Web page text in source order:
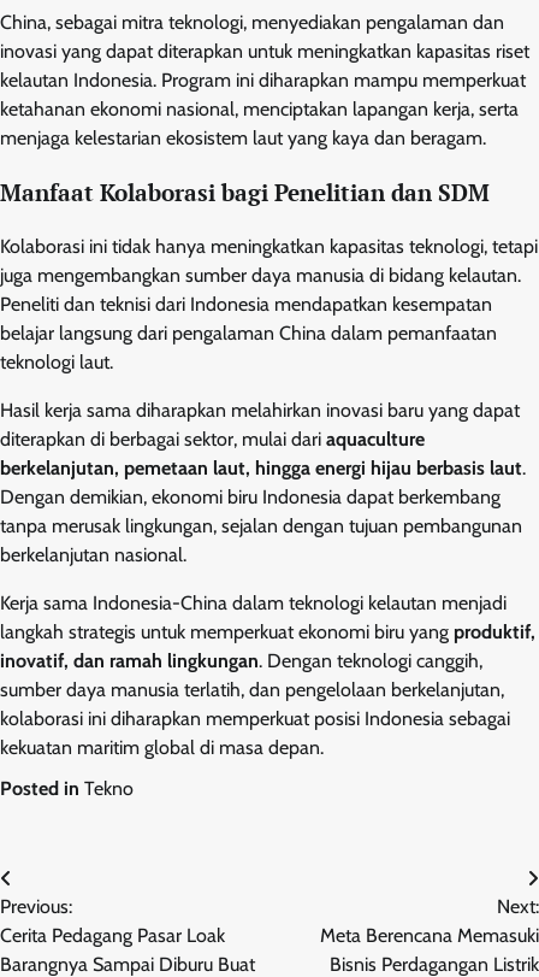
China, sebagai mitra teknologi, menyediakan pengalaman dan
inovasi yang dapat diterapkan untuk meningkatkan kapasitas riset
kelautan Indonesia. Program ini diharapkan mampu memperkuat
ketahanan ekonomi nasional, menciptakan lapangan kerja, serta
menjaga kelestarian ekosistem laut yang kaya dan beragam.
Manfaat Kolaborasi bagi Penelitian dan SDM
Kolaborasi ini tidak hanya meningkatkan kapasitas teknologi, tetapi
juga mengembangkan sumber daya manusia di bidang kelautan.
Peneliti dan teknisi dari Indonesia mendapatkan kesempatan
belajar langsung dari pengalaman China dalam pemanfaatan
teknologi laut.
Hasil kerja sama diharapkan melahirkan inovasi baru yang dapat
diterapkan di berbagai sektor, mulai dari aquaculture
berkelanjutan, pemetaan laut, hingga energi hijau berbasis laut.
Dengan demikian, ekonomi biru Indonesia dapat berkembang
tanpa merusak lingkungan, sejalan dengan tujuan pembangunan
berkelanjutan nasional.
Kerja sama Indonesia-China dalam teknologi kelautan menjadi
langkah strategis untuk memperkuat ekonomi biru yang produktif,
inovatif, dan ramah lingkungan. Dengan teknologi canggih,
sumber daya manusia terlatih, dan pengelolaan berkelanjutan,
kolaborasi ini diharapkan memperkuat posisi Indonesia sebagai
kekuatan maritim global di masa depan.
Posted in Tekno
Navigasi
pos
Previous:
Cerita Pedagang Pasar Loak
Barangnya Sampai Diburu Buat
Next:
Meta Berencana Memasuki
Bisnis Perdagangan Listrik